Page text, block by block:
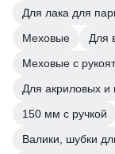
Для лака для
Меховые
Для
Меховые с
Для акриловых
150 мм с ручкой
Валики, шубки